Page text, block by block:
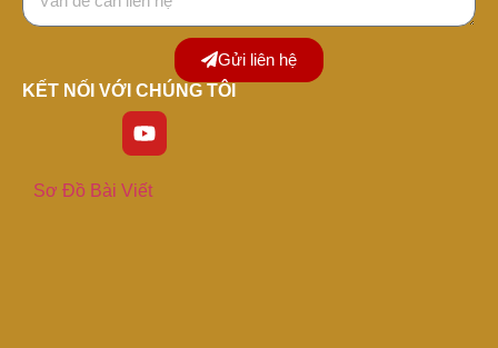
Gửi liên hệ
KẾT NỐI VỚI CHÚNG TÔI
Sơ Đồ Bài Viết